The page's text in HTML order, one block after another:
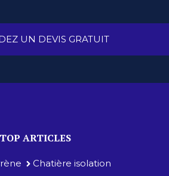
UN DEVIS GRATUIT
TOP ARTICLES
Chatière isolation